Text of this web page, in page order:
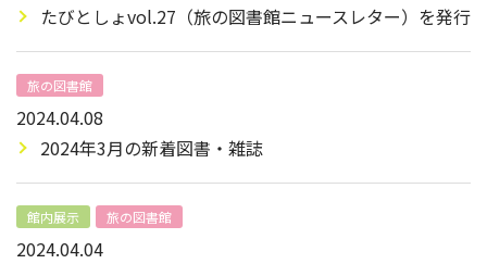
たびとしょvol.27（旅の図書館ニュースレター）を発行
旅の図書館
2024.04.08
2024年3月の新着図書・雑誌
館内展示 旅の図書館
2024.04.04